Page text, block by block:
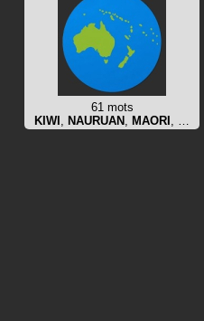
61 mots
KIWI , NAURUAN , MAORI , …